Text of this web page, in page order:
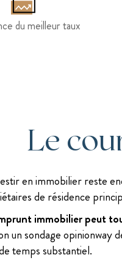
du meilleur taux
Le
en immobilier reste
de résidence
immobilier peut
un sondage opinionway
temps substantiel.